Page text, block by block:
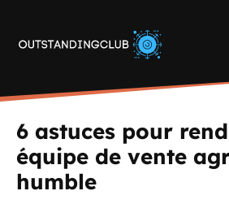
contenu
6 astuces pour
équipe de vente
humble